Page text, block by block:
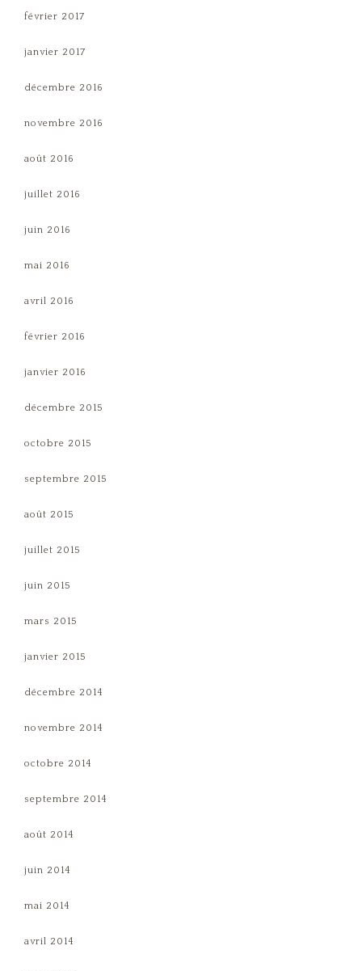
février 2017
janvier 2017
décembre 2016
novembre 2016
août 2016
juillet 2016
juin 2016
mai 2016
avril 2016
février 2016
janvier 2016
décembre 2015
octobre 2015
septembre 2015
août 2015
juillet 2015
juin 2015
mars 2015
janvier 2015
décembre 2014
novembre 2014
octobre 2014
septembre 2014
août 2014
juin 2014
mai 2014
avril 2014